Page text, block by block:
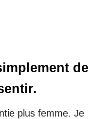
de
plus femme. Je